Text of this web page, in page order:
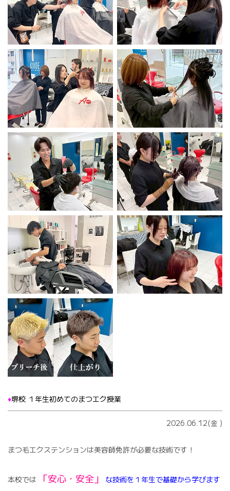
♦️堺校 １年生初めてのまつエク授業
2026.06.12(金 )
まつ毛エクステンションは美容師免許が必要な技術です！
本校では 「安心・安全」 な技術を１年生で基礎から学びます